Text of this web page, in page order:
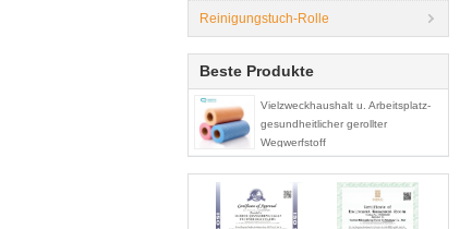
Reinigungstuch-Rolle
Beste Produkte
Vielzweckhaushalt u. Arbeitsplatz-
gesundheitlicher gerollter
Wegwerfstoff